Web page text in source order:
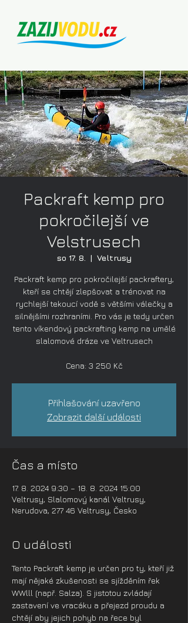
Packraft kemp pro
pokročilejší ve
Velstrusech
so 17. 8.
  |
Veltrusy
Packraft kemp pro pokročilejší packraftery,
kteří se chtějí zlepšovat a trénovat na
rychlejší tekoucí vodě s většími válečky a
silnějšími rozhraními. Pro vás je tedy určen
tento víkendový packrafting kemp na umělé
slalomové dráze ve Veltrusech
Cena: 3 250 Kč
Přihlašování uzavřeno
Zobrazit další události
Čas a místo
17. 8. 2024 9:30 – 18. 8. 2024 15:00
Veltrusy, Slalomový kanál Veltrusy,
Nerudova, 277 46 Veltrusy, Česko
O události
Tento Packraft kemp je určen pro ty, kteří již
mají nějaké zkušenosti se sjížděním řek
WWlll (např. Salza). S jistotou zvládají
zastavení ve vracáku a přejezd proudu a
chtějí aby jejich pohyb na řece byl